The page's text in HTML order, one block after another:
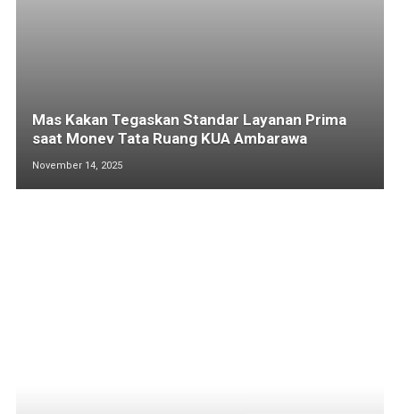
Mas Kakan Tegaskan Standar Layanan Prima
saat Monev Tata Ruang KUA Ambarawa
November 14, 2025